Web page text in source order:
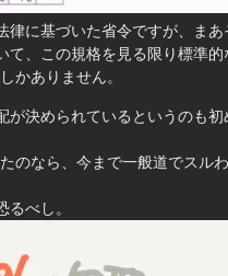
律に基づいた省令ですが、まあ
て、この規格を見る限り標準
かありません。
が決められているというのも初
のなら、今まで一般道でスル
るべし。